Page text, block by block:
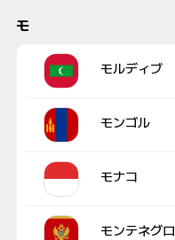
モ
モルディブ
モンゴル
モナコ
モンテネグロ